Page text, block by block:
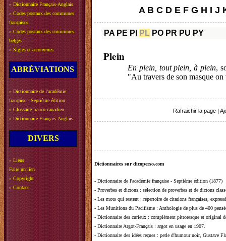
» Dictionnaire Français-Anglais
» Codes postaux des communes
françaises
» Codes postaux des communes
belges
» Sigles et acronymes
ABRÉVIATIONS
» Dictionnaire de l'académie
française - Septième édition
» Glossaire franco-canadien
» Dictionnaire Français-Anglais
DIVERS
» Liens
Faire un lien
» Copyright
» Contact
A B C D E F G H I J
PA PE PI PL PO PR PU PY
Plein
En plein, tout plein, à plein,
"Au travers de son masque
Rafraichir la page
Dictionnaires sur dicoperso.com
- Dictionnaire de l'académie française - Septième édition (1877)
- Proverbes et dictons : sélection de proverbes et de dictons
- Les mots qui restent : répertoire de citations françaises,
- Les Munitions du Pacifisme : Anthologie de plus de 400
- Dictionnaire des curieux : complément pittoresque et original
- Dictionnaire Argot-Français : argot en usage en 1907.
- Dictionnaire des idées reçues : perle d'humour noir, Gustave